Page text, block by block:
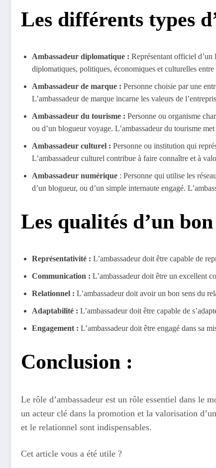
Les différents types
Ambassadeur diplomatique : Représentant officiel d’un
diplomatiques, politiques, économiques et culturelles entre
Ambassadeur de marque : Personne choisie par une
L’ambassadeur de marque incarne les valeurs de
Ambassadeur du tourisme : Personne ou organisme
ou d’un blogueur voyage. L’ambassadeur du tourisme
Ambassadeur culturel : Personne ou institution qui
L’ambassadeur culturel contribue à faire connaître et à
Ambassadeur numérique : Personne qui utilise les
d’un blogueur, ou d’un simple internaute engagé.
Les qualités d’un
Représentativité : L’ambassadeur doit être capable de
Communication : L’ambassadeur doit être un excellent
Relationnel : L’ambassadeur doit avoir un bon sens du
Adaptabilité : L’ambassadeur doit être capable de
Engagement : L’ambassadeur doit être engagé dans sa
Conclusion :
Le rôle d’ambassadeur est un rôle essentiel dans le
un acteur clé dans la promotion et la valorisation
et le relationnel sont indispensables.
Cet article vous a été utile ?